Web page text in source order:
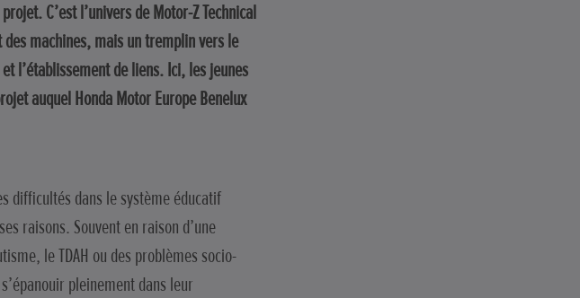
C’est l’univers de Motor-Z Technical
machines, mais un tremplin vers le
l’établissement de liens. Ici, les jeunes
auquel Honda Motor Europe Benelux
difficultés dans le système éducatif
raisons. Souvent en raison d’une
le TDAH ou des problèmes socio-
pleinement dans leur